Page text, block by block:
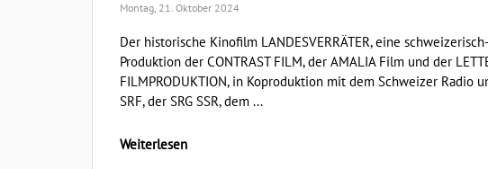
Montag, 21. Oktober 2024
Der historische Kinofilm LANDESVERRÄTER, eine
Produktion der CONTRAST FILM, der AMALIA Film und der
FILMPRODUKTION, in Koproduktion mit dem Schweizer Radio
SRF, der SRG SSR, dem ...
Weiterlesen